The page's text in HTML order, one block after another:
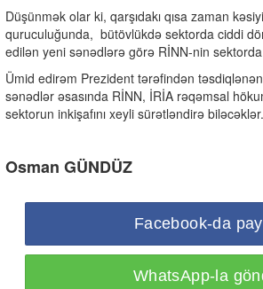
Düşünmək olar ki, qarşıdakı qısa zaman
quruculuğunda, bütövlükdə sektorda ciddi
edilən yeni sənədlərə görə RİNN-nin
Ümid edirəm Prezident tərəfindən
sənədlər əsasında RİNN, İRİA rəqəmsal
sektorun inkişafını xeyli sürətləndirə biləcəklər.
Osman GÜNDÜZ
Facebook-da
WhatsApp-la